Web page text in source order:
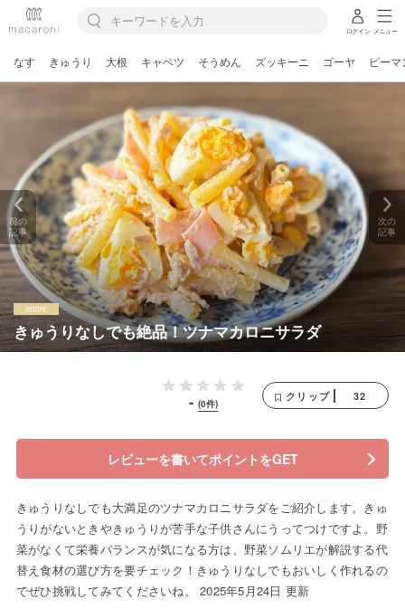
ログイン メニュー
なす きゅうり 大根 キャベツ そうめん ズッキーニ ゴーヤ ピーマ
きゅうりなしでも絶品！ツナマカロニサラダ
前の
記事
次の
記事
- (0件)
クリップ 32
レビューを書いてポイントをGET
きゅうりなしでも大満足のツナマカロニサラダをご紹介します。きゅ
うりがないときやきゅうりが苦手な子供さんにうってつけですよ。野
菜がなくて栄養バランスが気になる方は、野菜ソムリエが解説する代
替え食材の選び方を要チェック！きゅうりなしでもおいしく作れるの
でぜひ挑戦してみてくださいね。 2025年5月24日 更新